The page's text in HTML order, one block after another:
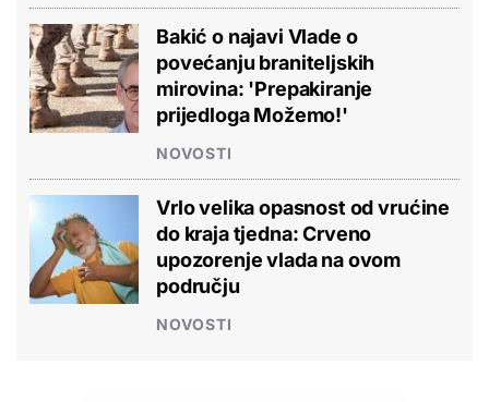
Bakić o najavi Vlade o
povećanju braniteljskih
mirovina: 'Prepakiranje
prijedloga Možemo!'
NOVOSTI
Vrlo velika opasnost od vrućine
do kraja tjedna: Crveno
upozorenje vlada na ovom
području
NOVOSTI